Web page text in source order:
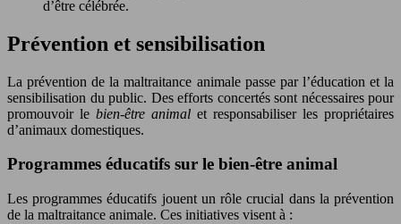
d’être célébrée.
Prévention et sensibilisation
La prévention de la maltraitance animale passe par l’éducation et la
sensibilisation du public. Des efforts concertés sont nécessaires pour
promouvoir le bien-être animal et responsabiliser les propriétaires
d’animaux domestiques.
Programmes éducatifs sur le bien-être animal
Les programmes éducatifs jouent un rôle crucial dans la prévention
de la maltraitance animale. Ces initiatives visent à :